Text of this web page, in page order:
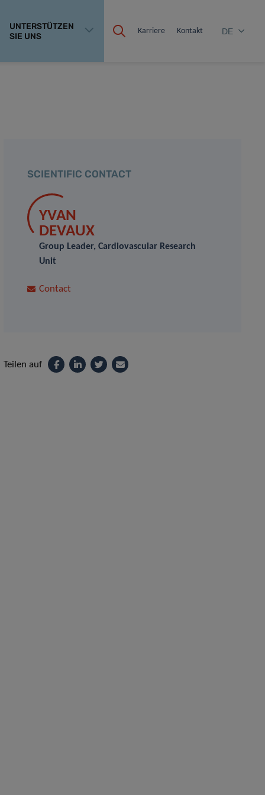
UNTERSTÜTZEN
SIE UNS
Karriere Kontakt DE
SCIENTIFIC CONTACT
YVAN
DEVAUX
Group Leader, Cardiovascular Research
Unit
Contact
Teilen auf